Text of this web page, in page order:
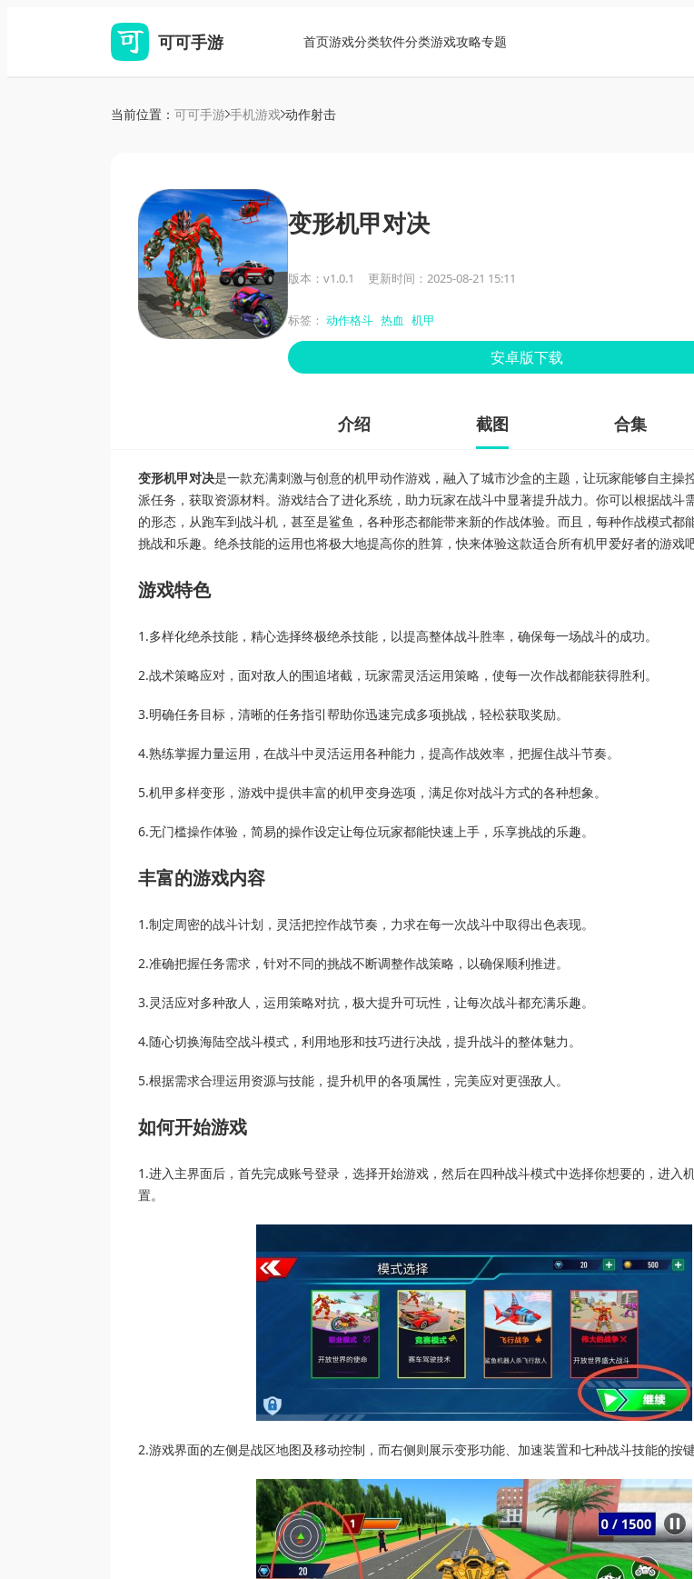
可可手游 首页游戏分类软件分类游戏攻略专题
当前位置： 可可手游 手机游戏 动作射击
变形机甲对决
版本：v1.0.1 更新时间：2025-08-21 15:11
标签： 动作格斗 热血 机甲
安卓版下载
介绍 截图 合集
变形机甲对决是一款充满刺激与创意的机甲动作游戏，融入了城市沙盒的主题，让玩家能够自主操
派任务，获取资源材料。游戏结合了进化系统，助力玩家在战斗中显著提升战力。你可以根据战斗
的形态，从跑车到战斗机，甚至是鲨鱼，各种形态都能带来新的作战体验。而且，每种作战模式都
挑战和乐趣。绝杀技能的运用也将极大地提高你的胜算，快来体验这款适合所有机甲爱好者的游戏
游戏特色
1.多样化绝杀技能，精心选择终极绝杀技能，以提高整体战斗胜率，确保每一场战斗的成功。
2.战术策略应对，面对敌人的围追堵截，玩家需灵活运用策略，使每一次作战都能获得胜利。
3.明确任务目标，清晰的任务指引帮助你迅速完成多项挑战，轻松获取奖励。
4.熟练掌握力量运用，在战斗中灵活运用各种能力，提高作战效率，把握住战斗节奏。
5.机甲多样变形，游戏中提供丰富的机甲变身选项，满足你对战斗方式的各种想象。
6.无门槛操作体验，简易的操作设定让每位玩家都能快速上手，乐享挑战的乐趣。
丰富的游戏内容
1.制定周密的战斗计划，灵活把控作战节奏，力求在每一次战斗中取得出色表现。
2.准确把握任务需求，针对不同的挑战不断调整作战策略，以确保顺利推进。
3.灵活应对多种敌人，运用策略对抗，极大提升可玩性，让每次战斗都充满乐趣。
4.随心切换海陆空战斗模式，利用地形和技巧进行决战，提升战斗的整体魅力。
5.根据需求合理运用资源与技能，提升机甲的各项属性，完美应对更强敌人。
如何开始游戏
1.进入主界面后，首先完成账号登录，选择开始游戏，然后在四种战斗模式中选择你想要的，进入
置。
2.游戏界面的左侧是战区地图及移动控制，而右侧则展示变形功能、加速装置和七种战斗技能的按键